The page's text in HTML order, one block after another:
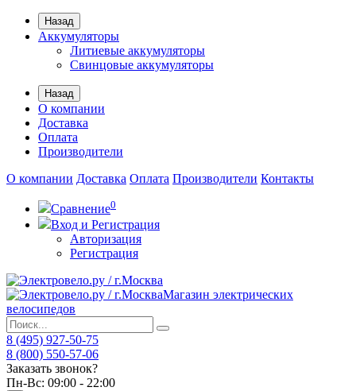
Назад
Аккумуляторы
Литиевые аккумуляторы
Свинцовые аккумуляторы
Назад
О компании
Доставка
Оплата
Производители
О компании Доставка Оплата Производители Контакты
Сравнение0
Вход и Регистрация
Авторизация
Регистрация
Магазин электрических
велосипедов
8 (495) 927-50-75
8 (800) 550-57-06
Заказать звонок?
Пн-Вс: 09:00 - 22:00